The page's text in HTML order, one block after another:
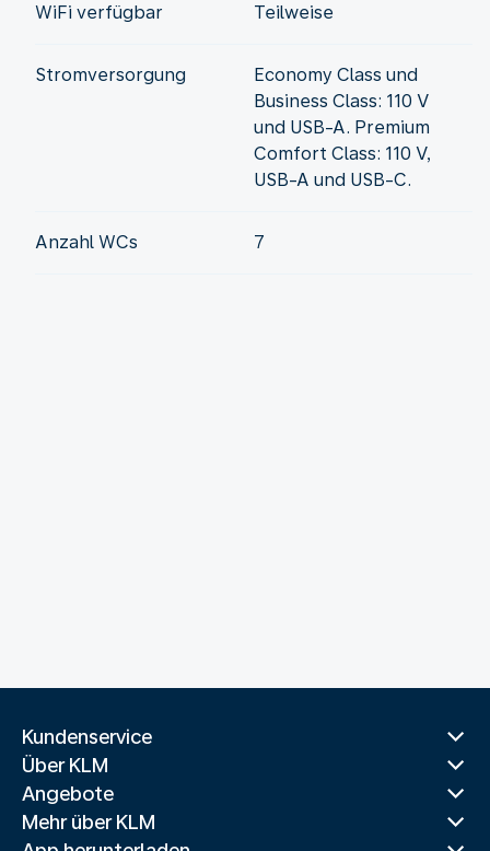
WiFi verfügbar Teilweise
Stromversorgung
Economy Class und
Business Class: 110 V
und USB-A. Premium
Comfort Class: 110 V,
USB-A und USB-C.
Anzahl WCs 7
Kundenservice
Über KLM
Angebote
Mehr über KLM